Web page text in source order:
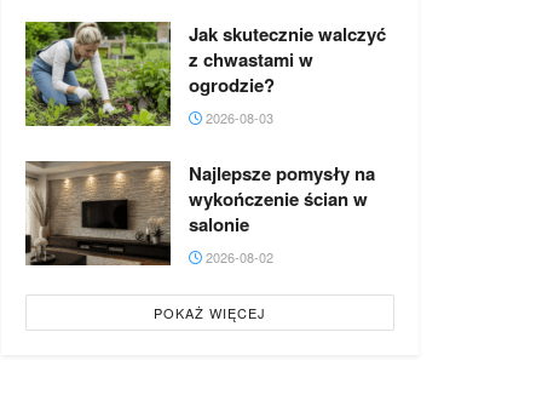
Jak skutecznie walczyć
z chwastami w
ogrodzie?
2026-08-03
Najlepsze pomysły na
wykończenie ścian w
salonie
2026-08-02
POKAŻ WIĘCEJ